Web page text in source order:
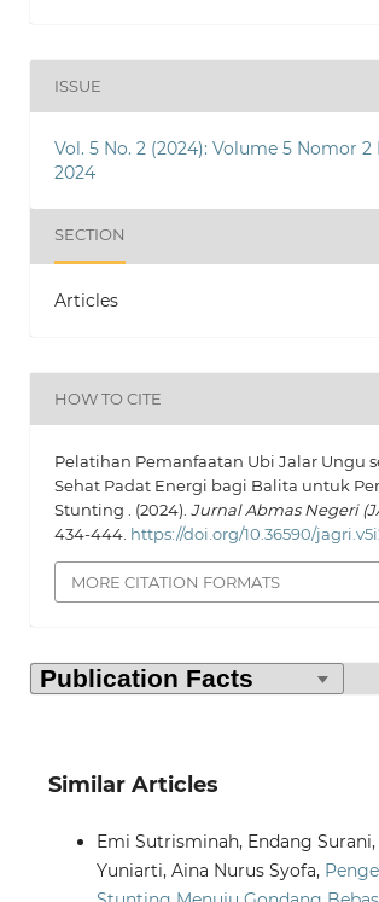
ISSUE
Vol. 5 No. 2 (2024): Volume 5 Nomor 2
2024
SECTION
Articles
HOW TO CITE
Pelatihan Pemanfaatan Ubi Jalar Ungu
Sehat Padat Energi bagi Balita untuk
Stunting . (2024). Jurnal Abmas Negeri
434-444. https://doi.org/10.36590/
MORE CITATION FORMATS
Similar Articles
Emi Sutrisminah, Endang Surani,
Yuniarti, Aina Nurus Syofa,